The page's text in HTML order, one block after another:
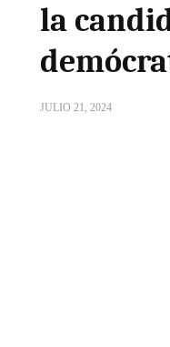
la
JULIO 21, 2024